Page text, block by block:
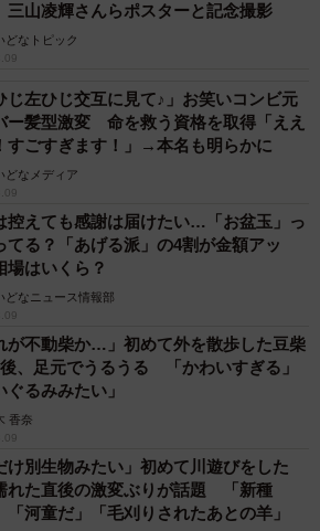
4-2
ス弁当
当 淡路総本店
アホやった
April 17, 2025
山凌輝さんらポスターと記念撮影
どなトピック
じ左ひじ交互に見て♪」お笑いコンビ元
ー髪型激変 命を救う資格を取得「ええ
すごすぎます！」→本名も明らかに
どなメディア
控えても感謝は届けたい…「お盆玉」っ
てる？「あげる派」の4割が金額アッ
場はいくら？
どなニュース情報部
が不動柴か…」初めて外を散歩した豆柴
、足元でうるうる 「かわいすぎる」
ぐるみみたい」
香奈
け別生物みたい」初めて川遊びをした
れた直後の激変ぶりが話題 「新種
「河童だ」「毛刈りされたあとの羊」